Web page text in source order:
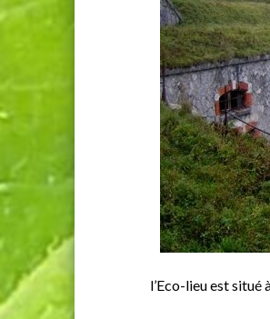
l’Eco-lieu est situé